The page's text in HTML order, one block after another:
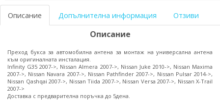
Описание Допълнителна информация Отзиви
Описание
Преход букса за автомобилна антена за монтаж на универсална антена
към оригиналната инсталация.
Infinity G35 2007->, Nissan Almera 2007->, Nissan Juke 2010->, Nissan Maxima
2007->, Nissan Navara 2007->, Nissan Pathfinder 2007->, Nissan Pulsar 2014->,
Nissan Qashqai 2007->, Nissan Tiida 2007->, Nissan Versa 2007->, Nissan X-Trail
2007->
Доставка с предварителна поръчка до 5дена.